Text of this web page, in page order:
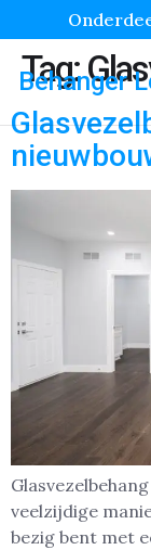
Behanger
Tag:
veelzijdige
bezig bent met